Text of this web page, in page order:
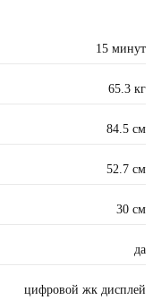
15 минут
65.3 кг
84.5 см
52.7 см
30 см
да
цифровой жк дисплей